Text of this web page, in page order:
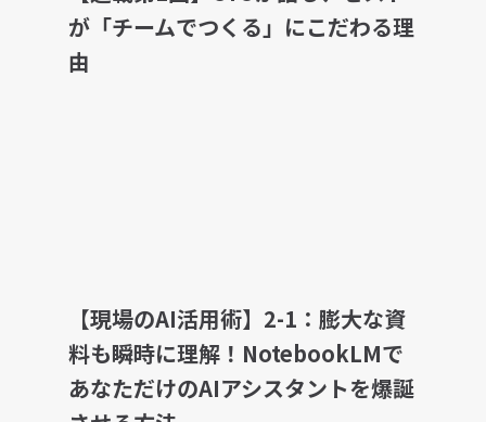
が「チームでつくる」にこだわる理
由
【現場のAI活用術】2-1：膨大な資
料も瞬時に理解！NotebookLMで
あなただけのAIアシスタントを爆誕